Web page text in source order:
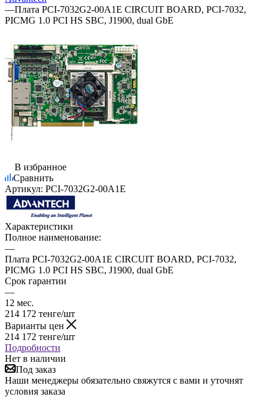
—Плата PCI-7032G2-00A1E CIRCUIT BOARD, PCI-7032,
PICMG 1.0 PCI HS SBC, J1900, dual GbE
В избранное
Сравнить
Артикул: PCI-7032G2-00A1E
Характеристики
Полное наименование:
—
Плата PCI-7032G2-00A1E CIRCUIT BOARD, PCI-7032,
PICMG 1.0 PCI HS SBC, J1900, dual GbE
Срок гарантии
—
12 мес.
214 172 тенге/шт
Варианты цен
214 172 тенге/шт
Подробности
Нет в наличии
Под заказ
Наши менеджеры обязательно свяжутся с вами и уточнят
условия заказа